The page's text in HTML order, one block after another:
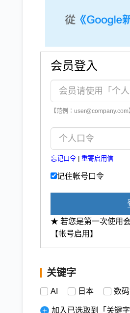
会员登入
【范例：user@company.com
忘记口令 重寄启用信
记住帐号口令
★ 若您是第一次使用
【帐号启用】
关键字
AI 日本 数
加入已选取到「关键字